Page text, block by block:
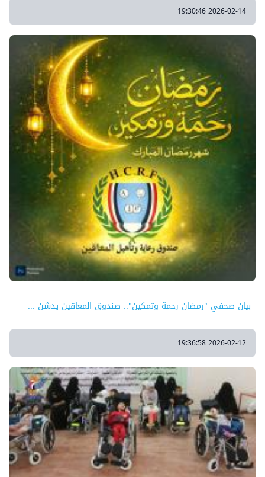
2026-02-14 19:30:46
بيان صحفي "رمضان رحمة وتمكين".. صندوق المعاقين يدشن ...
2026-02-12 19:36:58